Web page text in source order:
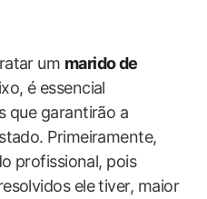
um marido de
é essencial
que garantirão a
Primeiramente,
profissional, pois
ele tiver, maior